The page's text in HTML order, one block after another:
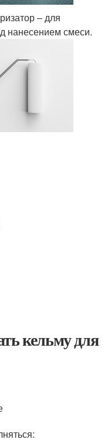
– для
нанесением смеси.
кельму для